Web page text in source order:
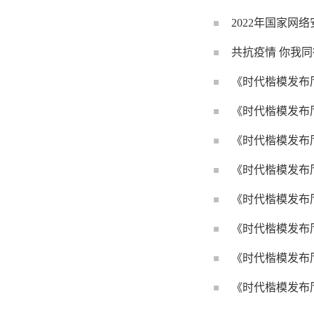
2022年国家网
共抗疫情 你我
《时代楷模发布
《时代楷模发
《时代楷模发布
《时代楷模发布
《时代楷模发布
《时代楷模发布
《时代楷模发布
《时代楷模发布